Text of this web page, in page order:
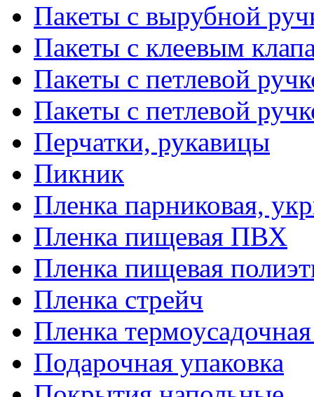
Пакеты с вырубной
Пакеты с клеевым
Пакеты с петлевой
Пакеты с петлевой
Перчатки, рукавицы
Пикник
Пленка парниковая,
Пленка пищевая ПВХ
Пленка пищевая
Пленка стрейч
Пленка
Подарочная упаковка